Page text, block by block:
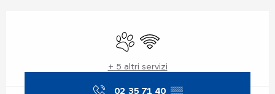
Animali ammessi
Wi-Fi
+ 5 altri servizi
02 35 71 40 ▒▒